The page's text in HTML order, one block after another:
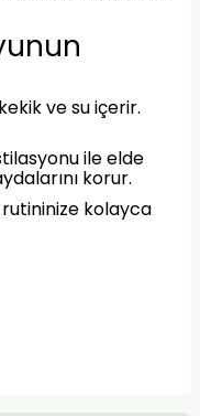
ve su içerir.
ile elde
korur.
kolayca